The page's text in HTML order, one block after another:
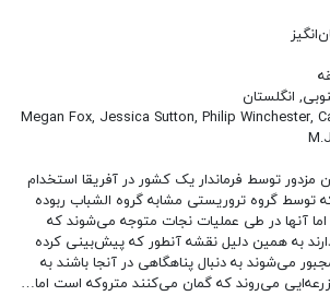
انگلستان
مزدور توسط فرماندار یک کشور در آفریقا استخدام
توسط گروه تروریستی مشابه گروه الشباب ربوده
آنها در طی عملیات نجات متوجه می‌شوند که
به همین دلیل نقشه آنطور که پیش‌بینی کرده
می‌شوند به دنبال پناهگاهی در آنجا باشند به
می‌روند که گمان می‌کنند متروکه است اما…